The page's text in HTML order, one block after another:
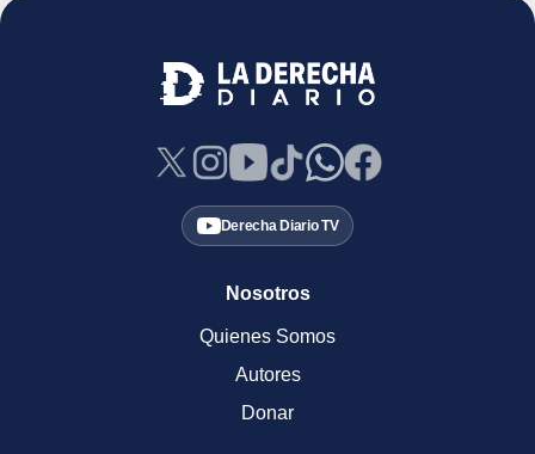
Derecha Diario TV
Nosotros
Quienes Somos
Autores
Donar